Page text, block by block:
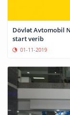
Dövlət Avtomobil
start verib
01-11-2019